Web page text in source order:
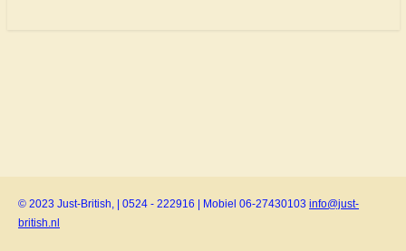
© 2023 Just-British, | 0524 - 222916 | Mobiel 06-27430103 info@just-
british.nl